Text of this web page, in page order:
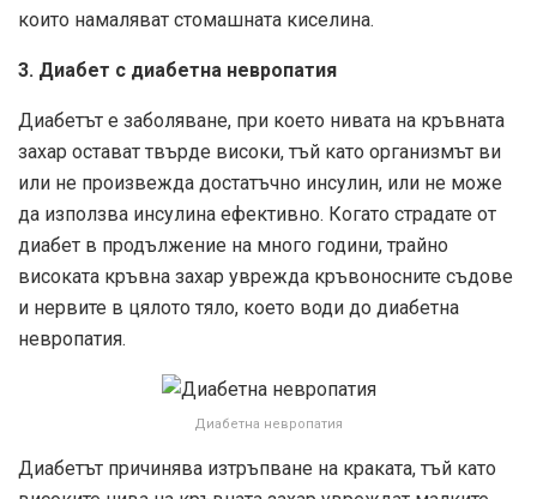
които намаляват стомашната киселина.
3. Диабет с диабетна невропатия
Диабетът е заболяване, при което нивата на кръвната
захар остават твърде високи, тъй като организмът ви
или не произвежда достатъчно инсулин, или не може
да използва инсулина ефективно. Когато страдате от
диабет в продължение на много години, трайно
високата кръвна захар уврежда кръвоносните съдове
и нервите в цялото тяло, което води до диабетна
невропатия.
Диабетна невропатия
Диабетът причинява изтръпване на краката, тъй като